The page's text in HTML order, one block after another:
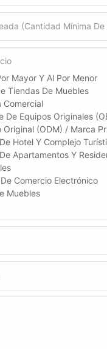
(cantidad Mínima
Mayor Y Al Por Menor
Tiendas De Muebles
Comercial
De Equipos Originales
Original (ODM) / Marca
Hotel Y Complejo
Apartamentos Y
Comercio Electrónico
Muebles